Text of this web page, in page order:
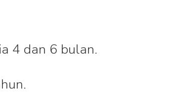
4 dan 6 bulan.